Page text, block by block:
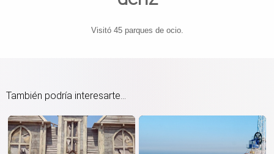
Visitó 45 parques de ocio.
También podría interesarte...